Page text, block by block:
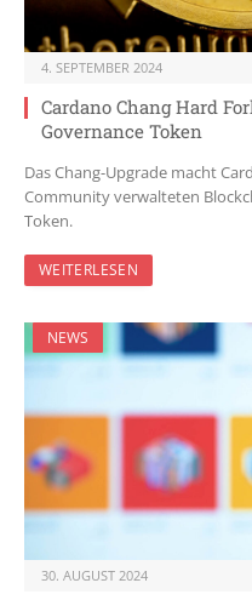
4. SEPTEMBER 2024
Cardano Chang Hard
Governance Token
Das Chang-Upgrade macht
Community verwalteten
Token.
WEITERLESEN
NEWS
30. AUGUST 2024